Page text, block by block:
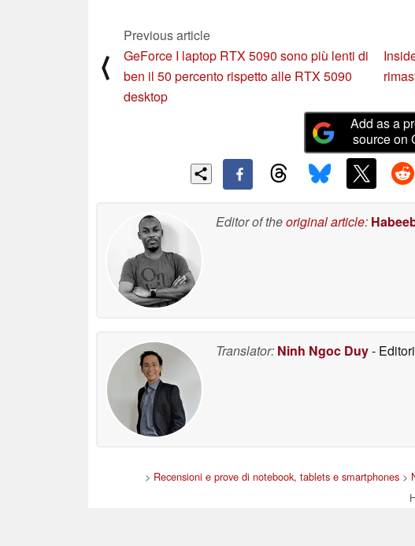
⟨
Previous article
GeForce I laptop RTX 5090 sono più lenti di
ben il 50 percento rispetto alle RTX 5090
desktop
Add as a
source on
Editor of theoriginal article:
Translator: Ninh Ngoc Duy-
> Recensioni e prove di notebook, tablets e smartphones >